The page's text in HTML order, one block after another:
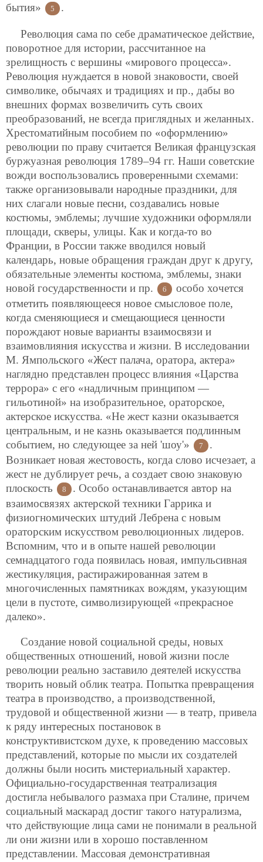
бытия»
5 .
Революция сама по себе драматическое действие,
поворотное для истории, рассчитанное на
зрелищность с вершины «мирового процесса».
Революция нуждается в новой знаковости, своей
символике, обычаях и традициях и пр., дабы во
внешних формах возвеличить суть своих
преобразований, не всегда приглядных и желанных.
Хрестоматийным пособием по «оформлению»
революции по праву считается Великая французская
буржуазная революция 1789–94 гг. Наши советские
вожди воспользовались проверенными схемами:
также организовывали народные праздники, для
них слагали новые песни, создавались новые
костюмы, эмблемы; лучшие художники оформляли
площади, скверы, улицы. Как и когда-то во
Франции, в России также вводился новый
календарь, новые обращения граждан друг к другу,
обязательные элементы костюма, эмблемы, знаки
новой государственности и пр.
6
особо хочется
отметить появляющееся новое смысловое поле,
когда сменяющиеся и смещающиеся ценности
порождают новые варианты взаимосвязи и
взаимовлияния искусства и жизни. В исследовании
М. Ямпольского «Жест палача, оратора, актера»
наглядно представлен процесс влияния «Царства
террора» с его «надличным принципом —
гильотиной» на изобразительное, ораторское,
актерское искусства. «Не жест казни оказывается
центральным, и не казнь оказывается подлинным
событием, но следующее за ней 'шоу'» 7
.
Возникает новая жестовость, когда слово исчезает, а
жест не дублирует речь, а создает свою знаковую
плоскость
8
. Особо останавливается автор на
взаимосвязях актерской техники Гаррика и
физиогномических штудий Лебрена с новым
ораторским искусством революционных лидеров.
Вспомним, что и в опыте нашей революции
семнадцатого года появилась новая, импульсивная
жестикуляция, растиражированная затем в
многочисленных памятниках вождям, указующим
цели в пустоте, символизирующей «прекрасное
далеко».
Создание новой социальной среды, новых
общественных отношений, новой жизни после
революции реально заставило деятелей искусства
творить новый облик театра. Попытка превращения
театра в производство, а производственной,
трудовой и общественной жизни — в театр, привела
к ряду интересных постановок в
конструктивистском духе, к проведению массовых
представлений, которые по мысли их создателей
должны были носить мистериальный характер.
Официально-государственная театрализация
достигла небывалого размаха при Сталине, причем
социальный маскарад достиг такого натурализма,
что действующие лица сами не понимали в реальной
ли они жизни или в хорошо поставленном
представлении. Массовая демонстративная